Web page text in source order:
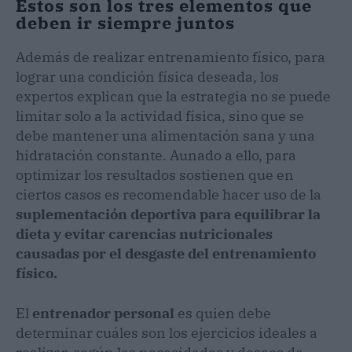
Estos son los tres elementos que
deben ir siempre juntos
Además de realizar entrenamiento físico, para
lograr una condición física deseada, los
expertos explican que la estrategia no se puede
limitar solo a la actividad física, sino que se
debe mantener una alimentación sana y una
hidratación constante. Aunado a ello, para
optimizar los resultados sostienen que en
ciertos casos es recomendable hacer uso de la
suplementación deportiva para equilibrar la
dieta y evitar carencias nutricionales
causadas por el desgaste del entrenamiento
físico.
El entrenador personal es quien debe
determinar cuáles son los ejercicios ideales a